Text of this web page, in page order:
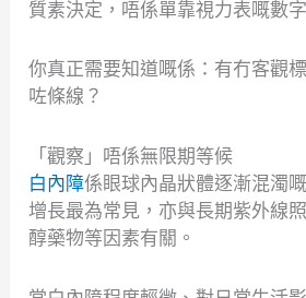
質素決定，唔係單靠視力表嘅數字
你真正需要知道嘅係：有冇客觀
咗條線？
「觀察」唔係無限期等候
白內障係眼球內晶狀體逐漸混濁
增長最為常見，亦與長期紫外線
醇藥物等因素有關。